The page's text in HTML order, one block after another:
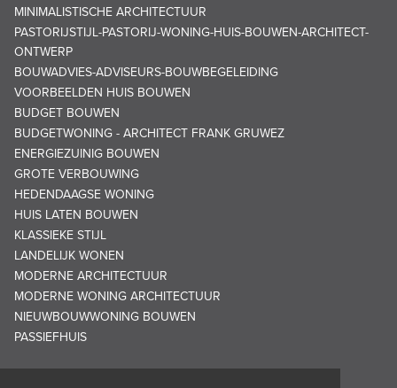
MINIMALISTISCHE ARCHITECTUUR
PASTORIJSTIJL-PASTORIJ-WONING-HUIS-BOUWEN-ARCHITECT-
ONTWERP
BOUWADVIES-ADVISEURS-BOUWBEGELEIDING
VOORBEELDEN HUIS BOUWEN
BUDGET BOUWEN
BUDGETWONING - ARCHITECT FRANK GRUWEZ
ENERGIEZUINIG BOUWEN
GROTE VERBOUWING
HEDENDAAGSE WONING
HUIS LATEN BOUWEN
KLASSIEKE STIJL
LANDELIJK WONEN
MODERNE ARCHITECTUUR
MODERNE WONING ARCHITECTUUR
NIEUWBOUWWONING BOUWEN
PASSIEFHUIS